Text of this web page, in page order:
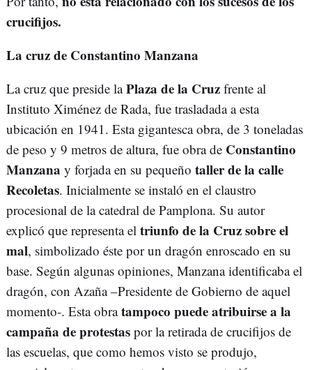
crucifijos.
La cruz de Constantino Manzana
La cruz que preside laPlaza de la Cruz frente al
Instituto Ximénez de Rada, fue trasladada a esta
ubicación en 1941. Esta gigantesca obra, de 3 toneladas
de peso y 9 metros de altura, fue obra de Constantino
Manzana y forjada en su pequeño taller de la calle
Recoletas. Inicialmente se instaló en el claustro
procesional de la catedral de Pamplona. Su autor
explicó que representa el triunfo de la Cruz sobre el
mal, simbolizado éste por un dragón enroscado en su
base. Según algunas opiniones, Manzana identificaba el
dragón, con Azaña –Presidente de Gobierno de aquel
momento-. Esta obratampoco puede atribuirse a la
campaña de protestas por la retirada de crucifijos de
las escuelas, que como hemos visto se produjo,